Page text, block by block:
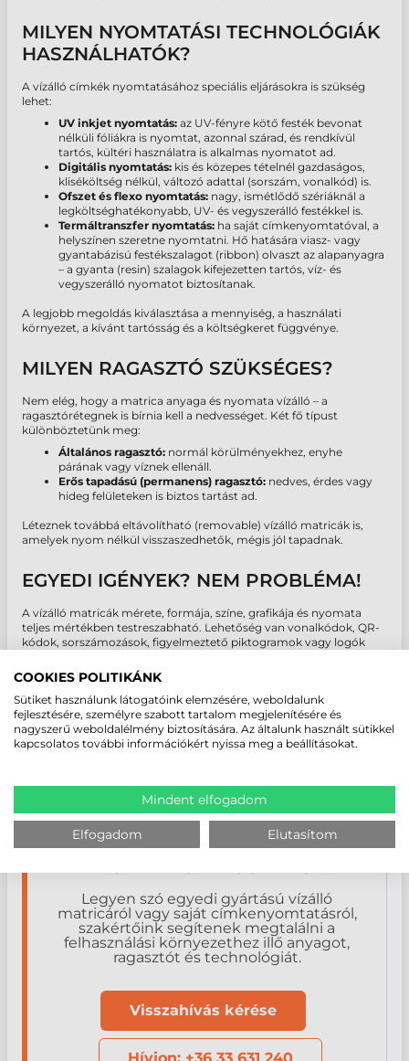
MILYEN NYOMTATÁSI TECHNOLÓGIÁK
HASZNÁLHATÓK?
A vízálló címkék nyomtatásához speciális eljárásokra is szükség
lehet:
UV inkjet nyomtatás: az UV-fényre kötő festék bevonat
nélküli fóliákra is nyomtat, azonnal szárad, és rendkívül
tartós, kültéri használatra is alkalmas nyomatot ad.
Digitális nyomtatás: kis és közepes tételnél gazdaságos,
kliséköltség nélkül, változó adattal (sorszám, vonalkód) is.
Ofszet és flexo nyomtatás: nagy, ismétlődő szériáknál a
legköltséghatékonyabb, UV- és vegyszerálló festékkel is.
Termáltranszfer nyomtatás: ha saját címkenyomtatóval, a
helyszínen szeretne nyomtatni. Hő hatására viasz- vagy
gyantabázisú festékszalagot (ribbon) olvaszt az alapanyagra
– a gyanta (resin) szalagok kifejezetten tartós, víz- és
vegyszerálló nyomatot biztosítanak.
A legjobb megoldás kiválasztása a mennyiség, a használati
környezet, a kívánt tartósság és a költségkeret függvénye.
MILYEN RAGASZTÓ SZÜKSÉGES?
Nem elég, hogy a matrica anyaga és nyomata vízálló – a
ragasztórétegnek is bírnia kell a nedvességet. Két fő típust
különböztetünk meg:
Általános ragasztó: normál körülményekhez, enyhe
párának vagy víznek ellenáll.
Erős tapadású (permanens) ragasztó: nedves, érdes vagy
hideg felületeken is biztos tartást ad.
Léteznek továbbá eltávolítható (removable) vízálló matricák is,
amelyek nyom nélkül visszaszedhetők, mégis jól tapadnak.
EGYEDI IGÉNYEK? NEM PROBLÉMA!
A vízálló matricák mérete, formája, színe, grafikája és nyomata
teljes mértékben testreszabható. Lehetőség van vonalkódok, QR-
kódok, sorszámozások, figyelmeztető piktogramok vagy logók
egyedi kontúr szerint is.
Ha kész, arculatos matricára van szüksége, a
formavágott matrica
gyártáskeretében a grafikai előkészítéstől a késztermékig mindent
elvégzünk. Ha viszont naponta változó adatokat kell nyomtatnia,
sajátcímkenyomtatóval és gyanta alapú resin festékszalaggala
helyszínen is elkészíthetők a vízálló címkék.
SEGÍTHETÜNK KIVÁLASZTANI A
Legyen szó egyedi gyártású vízálló
matricáról vagy saját címkenyomtatásról,
szakértőink segítenek megtalálni a
felhasználási környezethez illő anyagot,
ragasztót és technológiát.
Visszahívás kérése
COOKIES POLITIKÁNK
Sütiket használunk látogatóink elemzésére, weboldalunk
fejlesztésére, személyre szabott tartalom megjelenítésére és
nagyszerű weboldalélmény biztosítására. Az általunk használt sütikkel
kapcsolatos további információkért nyissa meg a beállításokat.
Mindent elfogadom
Elfogadom Elutasítom